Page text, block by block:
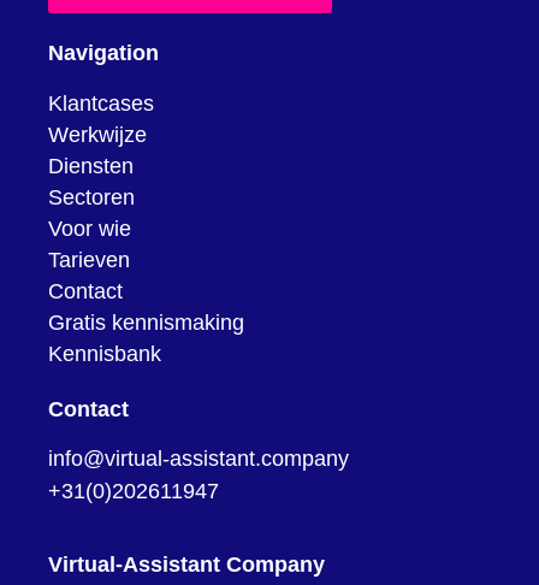
Navigation
Klantcases
Werkwijze
Diensten
Sectoren
Voor wie
Tarieven
Contact
Gratis kennismaking
Kennisbank
Contact
info@virtual-assistant.company
+31(0)202611947
Virtual-Assistant Company